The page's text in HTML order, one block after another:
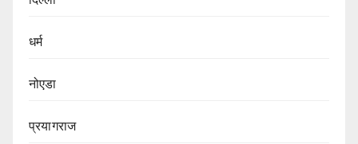
धर्म
नोएडा
प्रयागराज